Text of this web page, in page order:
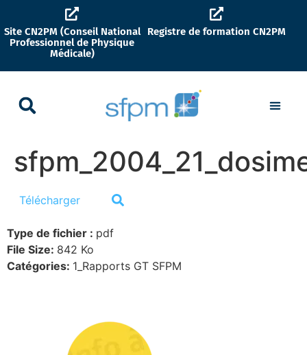
Site CN2PM (Conseil National
Professionnel de Physique
Médicale)
Registre de formation CN2PM
Télécharger
Type de fichier : pdf
File Size: 842 Ko
Catégories: 1_Rapports GT SFPM